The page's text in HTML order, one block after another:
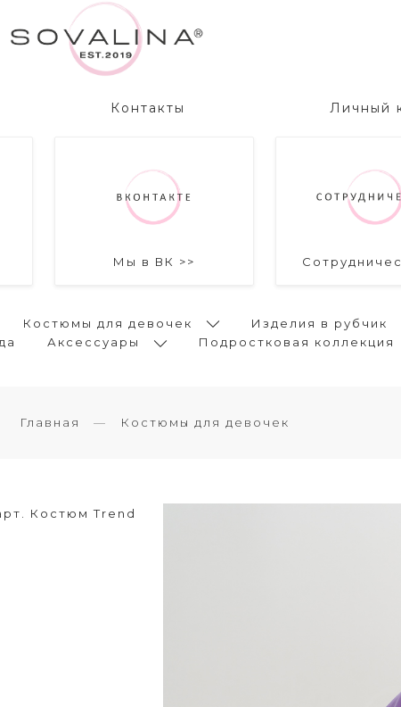
Контакты Личный
Мы в ВК >>
Костюмы для девочек Изделия в рубчик
Аксессуары Подростковая коллекция
Главная Костюмы для девочек
Костюм Trend